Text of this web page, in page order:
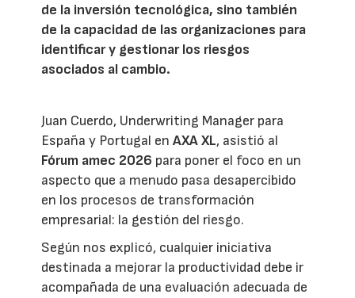
de la inversión tecnológica, sino también
de la capacidad de las organizaciones para
identificar y gestionar los riesgos
asociados al cambio.
Juan Cuerdo, Underwriting Manager para
España y Portugal enAXA XL, asistió al
Fórum amec 2026 para poner el foco en un
aspecto que a menudo pasa desapercibido
en los procesos de transformación
empresarial: la gestión del riesgo.
Según nos explicó, cualquier iniciativa
destinada a mejorar la productividad debe ir
acompañada de una evaluación adecuada de